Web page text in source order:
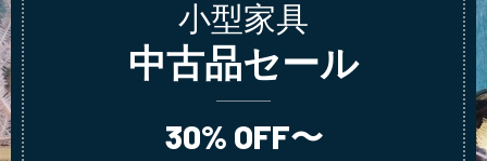
小型家具
中古品セール
30% OFF〜